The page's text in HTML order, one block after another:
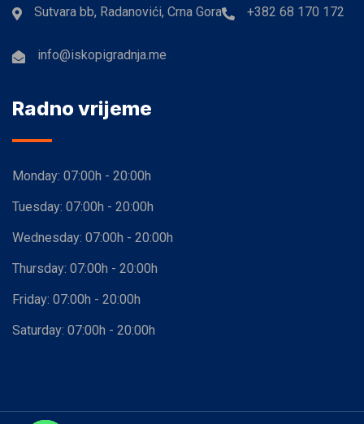
Sutvara bb, Radanovići, Crna Gora +382 68 170 172
info@iskopigradnja.me
Radno vrijeme
Monday: 07:00h - 20:00h
Tuesday: 07:00h - 20:00h
Wednesday: 07:00h - 20:00h
Thursday: 07:00h - 20:00h
Friday: 07:00h - 20:00h
Saturday: 07:00h - 20:00h